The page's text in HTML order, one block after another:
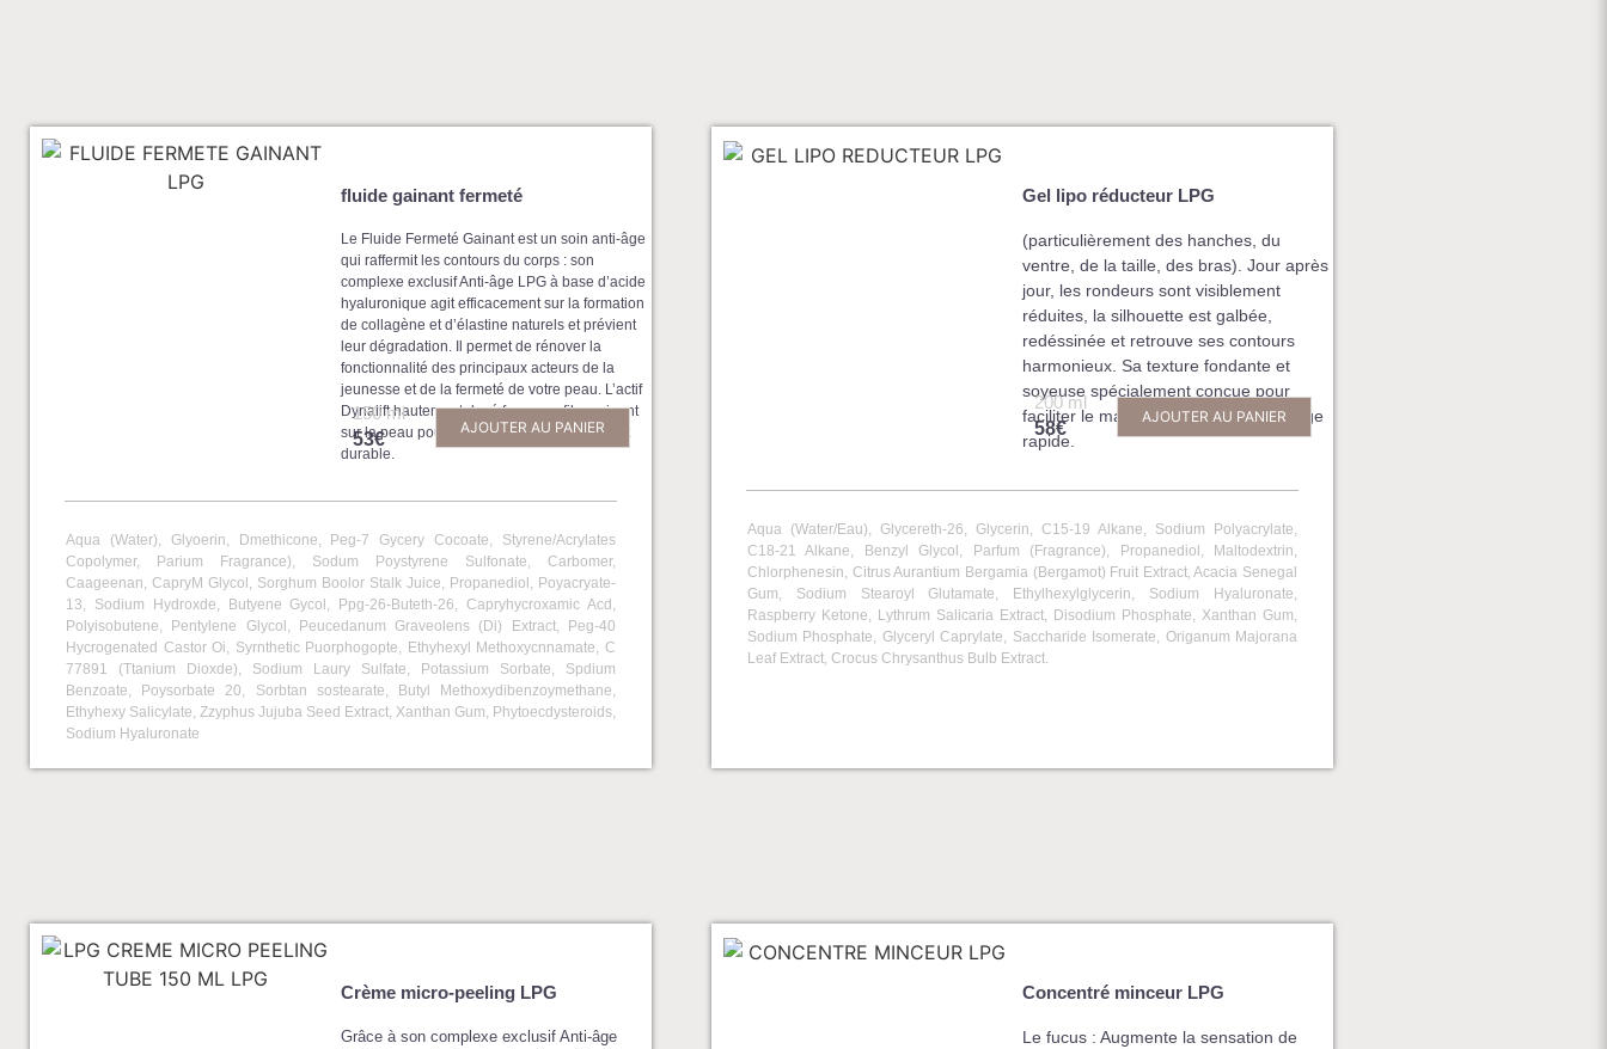
fluide gainant fermeté
Le Fluide Fermeté Gainant est un soin anti-âge
qui raffermit les contours du corps : son
complexe exclusif Anti-âge LPG à base d’acide
hyaluronique agit efficacement sur la formation
de collagène et d’élastine naturels et prévient
leur dégradation. Il permet de rénover la
fonctionnalité des principaux acteurs de la
jeunesse et de la fermeté de votre peau. L’actif
Dynalift hautement dosé forme un film gainant
sur la peau pour un effet tenseur immédiat et
durable.
150 ml
53€
AJOUTER AU PANIER
Aqua (Water), Glyoerin, Dmethicone, Peg-7 Gycery Cocoate, Styrene/Acrylates
Copolymer, Parium Fragrance), Sodum Poystyrene Sulfonate, Carbomer,
Caageenan, CapryM Glycol, Sorghum Boolor Stalk Juice, Propanediol, Poyacryate-
13, Sodium Hydroxde, Butyene Gycol, Ppg-26-Buteth-26, Capryhycroxamic Acd,
Polyisobutene, Pentylene Glycol, Peucedanum Graveolens (Di) Extract, Peg-40
Hycrogenated Castor Oi, Syrnthetic Puorphogopte, Ethyhexyl Methoxycnnamate, C
77891 (Ttanium Dioxde), Sodium Laury Sulfate, Potassium Sorbate, Spdium
Benzoate, Poysorbate 20, Sorbtan sostearate, Butyl Methoxydibenzoymethane,
Ethyhexy Salicylate, Zzyphus Jujuba Seed Extract, Xanthan Gum, Phytoecdysteroids,
Sodium Hyaluronate
Gel lipo réducteur LPG
(particulièrement des hanches, du
ventre, de la taille, des bras). Jour après
jour, les rondeurs sont visiblement
réduites, la silhouette est galbée,
redéssinée et retrouve ses contours
harmonieux. Sa texture fondante et
soyeuse spécialement conçue pour
faciliter le massage permet un habillage
rapide.
200 ml
58€
AJOUTER AU PANIER
Aqua (Water/Eau), Glycereth-26, Glycerin, C15-19 Alkane, Sodium Polyacrylate,
C18-21 Alkane, Benzyl Glycol, Parfum (Fragrance), Propanediol, Maltodextrin,
Chlorphenesin, Citrus Aurantium Bergamia (Bergamot) Fruit Extract, Acacia Senegal
Gum, Sodium Stearoyl Glutamate, Ethylhexylglycerin, Sodium Hyaluronate,
Raspberry Ketone, Lythrum Salicaria Extract, Disodium Phosphate, Xanthan Gum,
Sodium Phosphate, Glyceryl Caprylate, Saccharide Isomerate, Origanum Majorana
Leaf Extract, Crocus Chrysanthus Bulb Extract.
Crème micro-peeling LPG
Grâce à son complexe exclusif Anti-âge
Concentré minceur LPG
Le fucus : Augmente la sensation de